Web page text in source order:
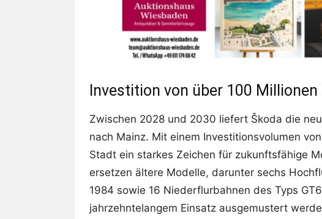
Investition von über 100 Millionen
Zwischen 2028 und 2030 liefert Škoda die
nach Mainz. Mit einem Investitionsvolumen
Stadt ein starkes Zeichen für zukunftsfähige
ersetzen ältere Modelle, darunter sechs
1984 sowie 16 Niederflurbahnen des Typs
jahrzehntelangem Einsatz ausgemustert